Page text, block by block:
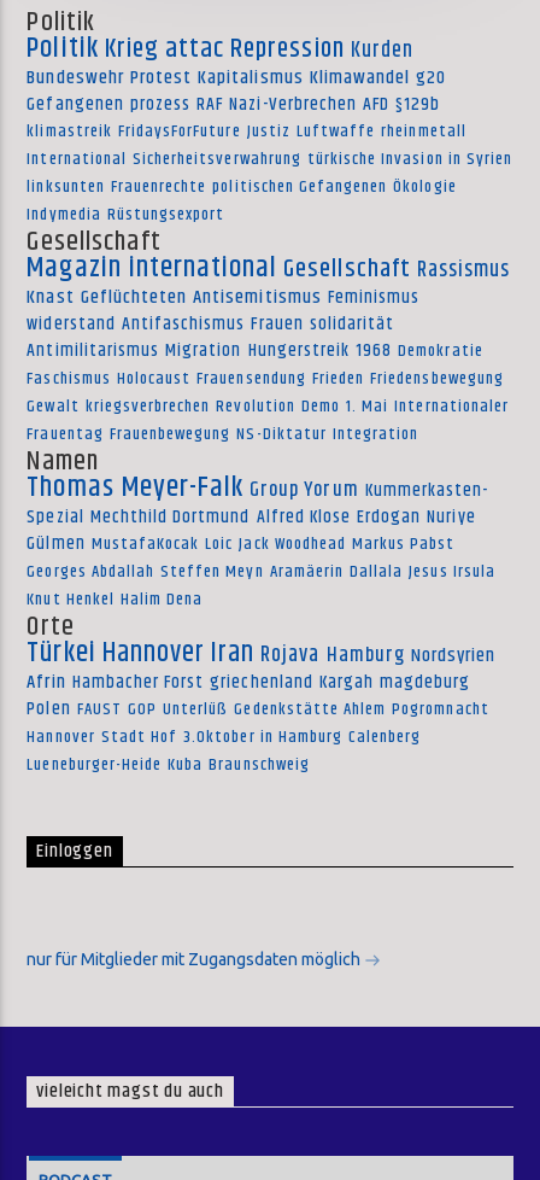
Politik
Politik Krieg attac Repression Kurden
Bundeswehr Protest Kapitalismus Klimawandel g20
Gefangenen prozess RAF Nazi-Verbrechen AFD §129b
klimastreik FridaysForFuture Justiz Luftwaffe rheinmetall
International Sicherheitsverwahrung türkische Invasion in Syrien
linksunten Frauenrechte politischen Gefangenen Ökologie
Indymedia Rüstungsexport
Gesellschaft
Magazin international Gesellschaft Rassismus
Knast Geflüchteten Antisemitismus Feminismus
widerstand Antifaschismus Frauen solidarität
Antimilitarismus Migration Hungerstreik 1968 Demokratie
Faschismus Holocaust Frauensendung Frieden Friedensbewegung
Gewalt kriegsverbrechen Revolution Demo 1. Mai Internationaler
Frauentag Frauenbewegung NS-Diktatur Integration
Namen
Thomas Meyer-Falk Group Yorum Kummerkasten-
Spezial Mechthild Dortmund Alfred Klose Erdogan Nuriye
Gülmen MustafaKocak Loic Jack Woodhead Markus Pabst
Georges Abdallah Steffen Meyn Aramäerin Dallala Jesus Irsula
Knut Henkel Halim Dena
Orte
Türkei Hannover Iran Rojava Hamburg Nordsyrien
Afrin Hambacher Forst griechenland Kargah magdeburg
Polen FAUST GOP Unterlüß Gedenkstätte Ahlem Pogromnacht
Hannover Stadt Hof 3.Oktober in Hamburg Calenberg
Lueneburger-Heide Kuba Braunschweig
Einloggen
nur für Mitglieder mit Zugangsdaten möglich
vieleicht magst du auch